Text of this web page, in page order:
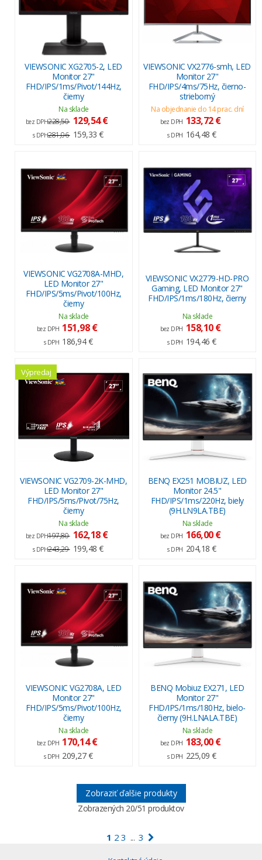
VIEWSONIC XG2705-2, LED
Monitor 27"
FHD/IPS/1ms/Pivot/144Hz,
čierny
Na sklade
bez DPH228,50 129,54 €
s DPH281,06 159,33 €
VIEWSONIC VX2776-smh, LED
Monitor 27"
FHD/IPS/4ms/75Hz, čierno-
strieborný
Na objednanie do 14 prac. dní
bez DPH 133,72 €
s DPH 164,48 €
VIEWSONIC VG2708A-MHD,
LED Monitor 27"
FHD/IPS/5ms/Pivot/100Hz,
čierny
Na sklade
bez DPH 151,98 €
s DPH 186,94 €
VIEWSONIC VX2779-HD-PRO
Gaming, LED Monitor 27"
FHD/IPS/1ms/180Hz, čierny
Na sklade
bez DPH 158,10 €
s DPH 194,46 €
Výpredaj
VIEWSONIC VG2709-2K-MHD,
LED Monitor 27"
FHD/IPS/5ms/Pivot/75Hz,
čierny
Na sklade
bez DPH197,80 162,18 €
s DPH243,29 199,48 €
BENQ EX251 MOBIUZ, LED
Monitor 24.5"
FHD/IPS/1ms/220Hz, biely
(9H.LN9LA.TBE)
Na sklade
bez DPH 166,00 €
s DPH 204,18 €
VIEWSONIC VG2708A, LED
Monitor 27"
FHD/IPS/5ms/Pivot/100Hz,
čierny
Na sklade
bez DPH 170,14 €
s DPH 209,27 €
BENQ Mobiuz EX271, LED
Monitor 27"
FHD/IPS/1ms/180Hz, bielo-
čierny (9H.LNALA.TBE)
Na sklade
bez DPH 183,00 €
s DPH 225,09 €
Zobraziť ďalšie produkty
Zobrazených 20/51 produktov
1 2 3 ... 3